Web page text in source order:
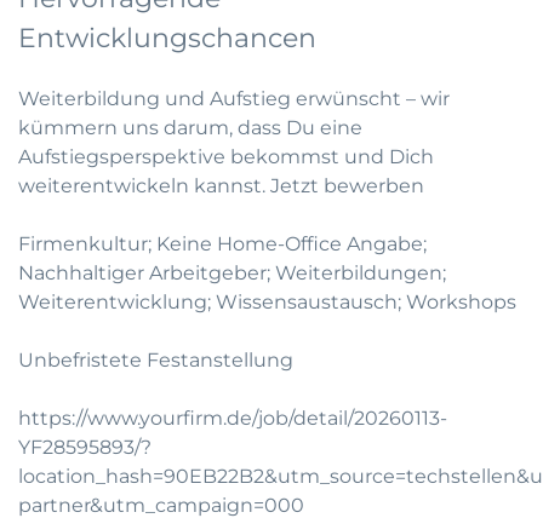
Entwicklungschancen
Weiterbildung und Aufstieg erwünscht – wir
kümmern uns darum, dass Du eine
Aufstiegsperspektive bekommst und Dich
weiterentwickeln kannst. Jetzt bewerben
Firmenkultur; Keine Home-Office Angabe;
Nachhaltiger Arbeitgeber; Weiterbildungen;
Weiterentwicklung; Wissensaustausch; Workshops
Unbefristete Festanstellung
https://www.yourfirm.de/job/detail/20260113-
YF28595893/?
partner&utm_campaign=000